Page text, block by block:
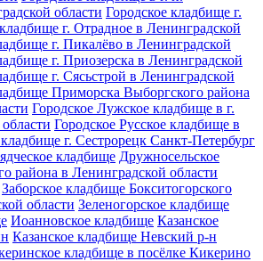
области Городское кладбище г.
г. Отрадное в Ленинградской
г. Пикалёво в Ленинградской
г. Приозерска в Ленинградской
г. Сясьстрой в Ленинградской
Приморска Выборгского района
Городское Лужское кладбище в г.
Городское Русское кладбище в
г. Сестрорецк Санкт-Петербург
кладбище Дружносельское
района в Ленинградской области
Заборское кладбище Бокситогорского
области Зеленогорское кладбище
Иоанновское кладбище Казанское
Казанское кладбище Невский р-н
кладбище в посёлке Кикерино